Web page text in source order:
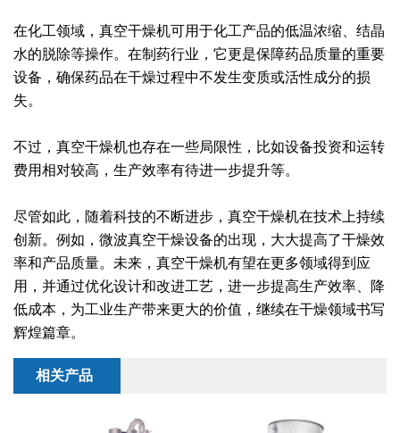
载体干燥系列
沸腾干燥系列
管束干燥系列
干燥配套装置
社会责任报告
在化工领域，真空干燥机可用于化工产品的低温浓缩、结晶
水的脱除等操作。在制药行业，它更是保障药品质量的重要
设备，确保药品在干燥过程中不发生变质或活性成分的损
失。
不过，真空干燥机也存在一些局限性，比如设备投资和运转
费用相对较高，生产效率有待进一步提升等。
尽管如此，随着科技的不断进步，真空干燥机在技术上持续
创新。例如，微波真空干燥设备的出现，大大提高了干燥效
率和产品质量。未来，真空干燥机有望在更多领域得到应
用，并通过优化设计和改进工艺，进一步提高生产效率、降
低成本，为工业生产带来更大的价值，继续在干燥领域书写
辉煌篇章。
相关产品